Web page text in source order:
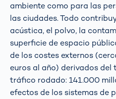
ambiente como para las
las ciudades. Todo
acústica, el polvo, la
superficie de espacio
de los costes externos
euros al año) derivados
tráfico rodado: 141.000
efectos de los sistemas de